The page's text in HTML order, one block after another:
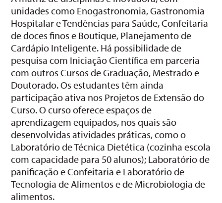
unidades como Enogastronomia, Gastronomia
Hospitalar e Tendências para Saúde, Confeitaria
de doces finos e Boutique, Planejamento de
Cardápio Inteligente. Há possibilidade de
pesquisa com Iniciação Científica em parceria
com outros Cursos de Graduação, Mestrado e
Doutorado. Os estudantes têm ainda
participação ativa nos Projetos de Extensão do
Curso. O curso oferece espaços de
aprendizagem equipados, nos quais são
desenvolvidas atividades práticas, como o
Laboratório de Técnica Dietética (cozinha escola
com capacidade para 50 alunos); Laboratório de
panificação e Confeitaria e Laboratório de
Tecnologia de Alimentos e de Microbiologia de
alimentos.